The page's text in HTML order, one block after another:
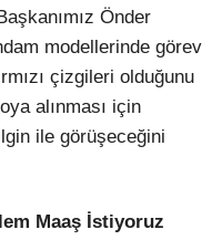
Önder
modellerinde görev
çizgileri olduğunu
alınması için
ile görüşeceğini
Maaş İstiyoruz